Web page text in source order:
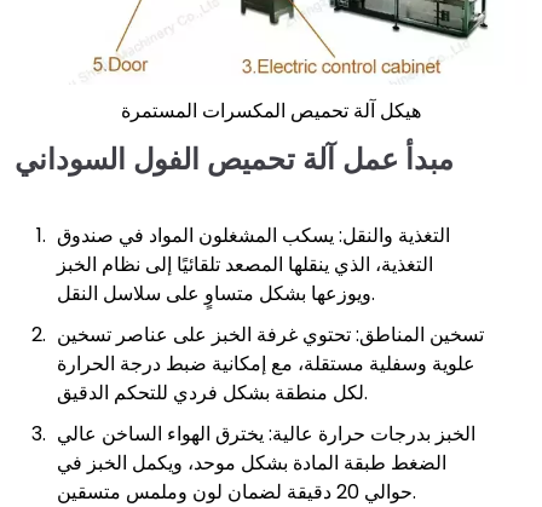
هيكل آلة تحميص المكسرات المستمرة
مبدأ عمل آلة تحميص الفول السوداني
التغذية والنقل: يسكب المشغلون المواد في صندوق
التغذية، الذي ينقلها المصعد تلقائيًا إلى نظام الخبز
ويوزعها بشكل متساوٍ على سلاسل النقل.
تسخين المناطق: تحتوي غرفة الخبز على عناصر تسخين
علوية وسفلية مستقلة، مع إمكانية ضبط درجة الحرارة
لكل منطقة بشكل فردي للتحكم الدقيق.
الخبز بدرجات حرارة عالية: يخترق الهواء الساخن عالي
الضغط طبقة المادة بشكل موحد، ويكمل الخبز في
حوالي 20 دقيقة لضمان لون وملمس متسقين.